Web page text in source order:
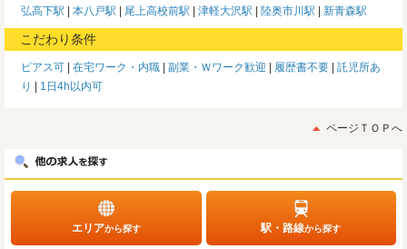
弘高下駅 本八戸駅 尾上高校前駅 津軽大沢駅 陸奥市川駅 新青森駅
こだわり条件
ピアス可 在宅ワーク・内職 副業・Ｗワーク歓迎 履歴書不要
託児所あ
り
1日4h以内可
ページＴＯＰへ
エリアから探す 駅・路線から探す